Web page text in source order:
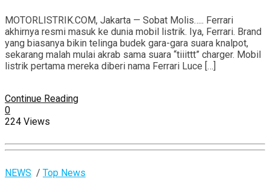
MOTORLISTRIK.COM, Jakarta — Sobat Molis….. Ferrari
akhirnya resmi masuk ke dunia mobil listrik. Iya, Ferrari. Brand
yang biasanya bikin telinga budek gara-gara suara knalpot,
sekarang malah mulai akrab sama suara “tiiittt” charger. Mobil
listrik pertama mereka diberi nama Ferrari Luce […]
Continue Reading
0
224 Views
NEWS / Top News